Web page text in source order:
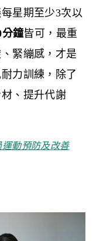
星期至少3次以
分鐘皆可，最重
緊繃感，才是
力訓練，除了
、提升代謝
動預防及改善